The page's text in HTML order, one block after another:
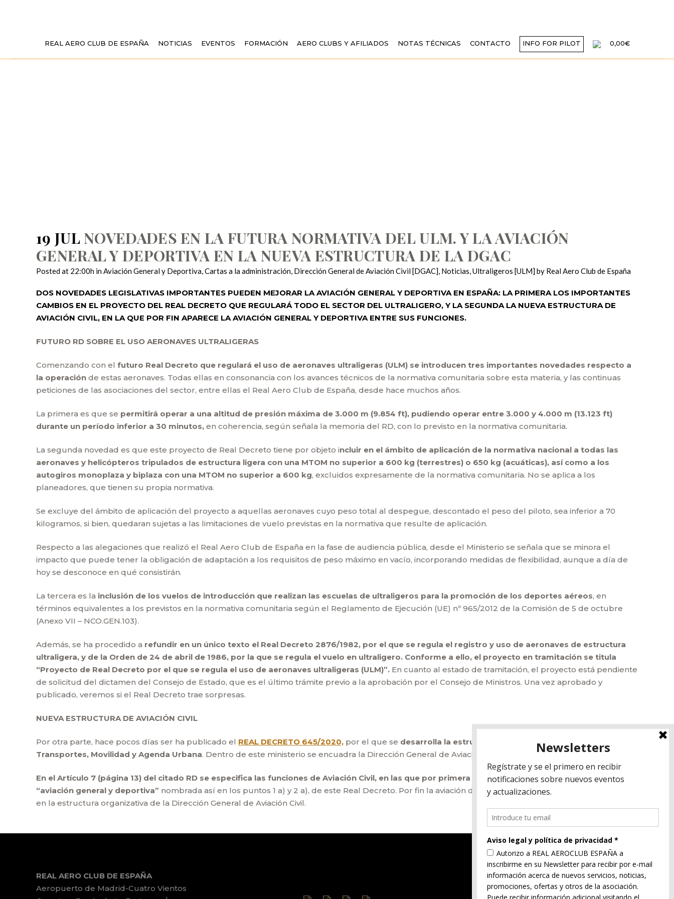
REAL AERO CLUB DE ESPAÑA NOTICIAS EVENTOS FORMACIÓN AERO CLUBS Y AFILIADOS NOTAS TÉCNICAS CONTACTO INFO FOR PILOT 0,00€
19 JULNOVEDADES EN LA FUTURA NORMATIVA DEL ULM. Y LA AVIACIÓN
GENERAL Y DEPORTIVA EN LA NUEVA ESTRUCTURA DE LA DGAC
Posted at 22:00h inAviación General y Deportiva,Cartas a la administración, Dirección General de Aviación Civil [DGAC], Noticias,Ultraligeros [ULM]by Real Aero Club de España
DOS NOVEDADES LEGISLATIVAS IMPORTANTES PUEDEN MEJORAR LA AVIACIÓN GENERAL Y DEPORTIVA EN ESPAÑA: LA PRIMERA LOS IMPORTANTES
CAMBIOS EN EL PROYECTO DEL REAL DECRETO QUE REGULARÁ TODO EL SECTOR DEL ULTRALIGERO, Y LA SEGUNDA LA NUEVA ESTRUCTURA DE
AVIACIÓN CIVIL, EN LA QUE POR FIN APARECE LA AVIACIÓN GENERAL Y DEPORTIVA ENTRE SUS FUNCIONES.
FUTURO RD SOBRE EL USO AERONAVES ULTRALIGERAS
Comenzando con el futuro Real Decreto que regulará el uso de aeronaves ultraligeras (ULM) se introducen tres importantes novedades respecto a
la operación de estas aeronaves. Todas ellas en consonancia con los avances técnicos de la normativa comunitaria sobre esta materia, y las continuas
peticiones de las asociaciones del sector, entre ellas el Real Aero Club de España, desde hace muchos años.
La primera es que se permitirá operar a una altitud de presión máxima de 3.000 m (9.854 ft), pudiendo operar entre 3.000 y 4.000 m (13.123 ft)
durante un período inferior a 30 minutos, en coherencia, según señala la memoria del RD, con lo previsto en la normativa comunitaria.
La segunda novedad es que este proyecto de Real Decreto tiene por objeto incluir en el ámbito de aplicación de la normativa nacional a todas las
aeronaves y helicópteros tripulados de estructura ligera con una MTOM no superior a 600 kg (terrestres) o 650 kg (acuáticas), así como a los
autogiros monoplaza y biplaza con una MTOM no superior a 600 kg, excluidos expresamente de la normativa comunitaria. No se aplica a los
planeadores, que tienen su propia normativa.
Se excluye del ámbito de aplicación del proyecto a aquellas aeronaves cuyo peso total al despegue, descontado el peso del piloto, sea inferior a 70
kilogramos, si bien, quedaran sujetas a las limitaciones de vuelo previstas en la normativa que resulte de aplicación.
Respecto a las alegaciones que realizó el Real Aero Club de España en la fase de audiencia pública, desde el Ministerio se señala que se minora el
impacto que puede tener la obligación de adaptación a los requisitos de peso máximo en vacío, incorporando medidas de flexibilidad, aunque a día de
hoy se desconoce en qué consistirán.
La tercera es la inclusión de los vuelos de introducción que realizan las escuelas de ultraligeros para la promoción de los deportes aéreos, en
términos equivalentes a los previstos en la normativa comunitaria según el Reglamento de Ejecución (UE) nº 965/2012 de la Comisión de 5 de octubre
(Anexo VII – NCO.GEN.103).
Además, se ha procedido a refundir en un único texto el Real Decreto 2876/1982, por el que se regula el registro y uso de aeronaves de estructura
ultraligera, y de la Orden de 24 de abril de 1986, por la que se regula el vuelo en ultraligero. Conforme a ello, el proyecto en tramitación se titula
“Proyecto de Real Decreto por el que se regula el uso de aeronaves ultraligeras (ULM)”. En cuanto al estado de tramitación, el proyecto está pendiente
de solicitud del dictamen del Consejo de Estado, que es el último trámite previo a la aprobación por el Consejo de Ministros. Una vez aprobado y
publicado, veremos si el Real Decreto trae sorpresas.
NUEVA ESTRUCTURA DE AVIACIÓN CIVIL
Por otra parte, hace pocos días ser ha publicado el REAL DECRETO 645/2020, por el que se desarrolla la estructura orgánica básica del Ministerio de
Transportes, Movilidad y Agenda Urbana. Dentro de este ministerio se encuadra la Dirección General de Aviación Civil.
En el Artículo 7 (página 13) del citado RD se especifica las funciones de Aviación Civil, en las que por primera vez aparece entre sus funciones la
“aviación general y deportiva” nombrada así en los puntos 1 a) y 2 a), de este Real Decreto. Por fin la aviación deportiva está específicamente reflejada
en la estructura organizativa de la Dirección General de Aviación Civil.
REAL AERO CLUB DE ESPAÑA
Aeropuerto de Madrid-Cuatro Vientos
Aviso legal
Política de privacidad